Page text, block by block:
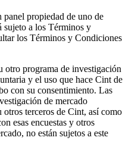
propiedad de uno de
sujeto a los Términos y
los Términos y Condiciones
otro programa de investigación
y el uso que hace Cint de
con su consentimiento. Las
de mercado
otros terceros de Cint, así como
esas encuestas y otros
no están sujetos a este